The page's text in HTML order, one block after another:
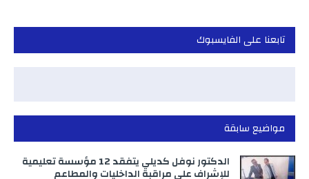
تابعنا على الفايسبوك
مواضيع سابقة
الدكتور نوفل كديلي يتفقد 12 مؤسسة تعليمية
للإشراف على مراقبة الداخليات والمطاعم